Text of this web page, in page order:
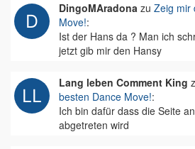
DingoMAradona zu Zeig mir
Move!:
Ist der Hans da ? Man ich
jetzt gib mir den Hansy
Lang leben Comment King
besten Dance Move!:
Ich bin dafür dass die Seite
abgetreten wird